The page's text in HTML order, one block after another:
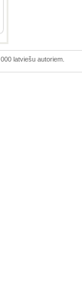
latviešu autoriem.